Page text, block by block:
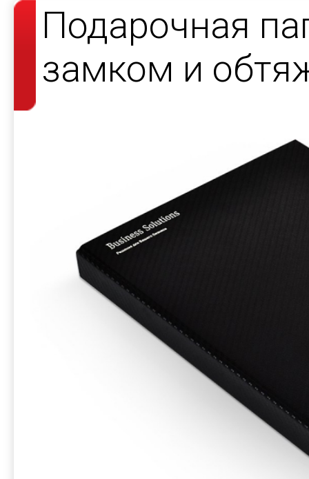
Подарочная
замком и